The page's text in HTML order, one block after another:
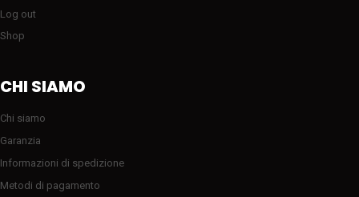
Log out
Shop
CHI SIAMO
Chi siamo
Garanzia
Informazioni di spedizione
Metodi di pagamento